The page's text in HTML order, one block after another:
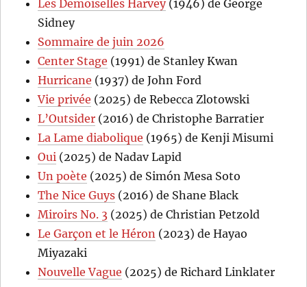
Les Demoiselles Harvey(1946) de George
Sidney
Sommaire de juin 2026
Center Stage (1991) de Stanley Kwan
Hurricane (1937) de John Ford
Vie privée (2025) de Rebecca Zlotowski
L’Outsider (2016) de Christophe Barratier
La Lame diabolique (1965) de Kenji Misumi
Oui (2025) de Nadav Lapid
Un poète (2025) de Simón Mesa Soto
The Nice Guys (2016) de Shane Black
Miroirs No. 3 (2025) de Christian Petzold
Le Garçon et le Héron (2023) de Hayao
Miyazaki
Nouvelle Vague (2025) de Richard Linklater